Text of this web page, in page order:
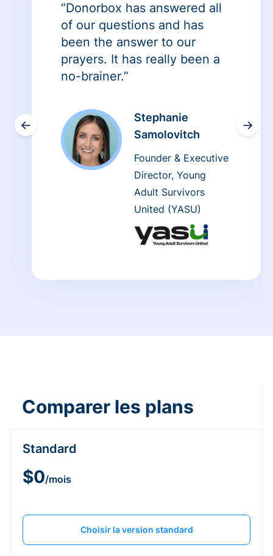
←
“Donorbox has answered all
of our questions and has
been the answer to our
prayers. It has really been a
no-brainer.”
Stephanie
Samolovitch
Founder & Executive
Director, Young
Adult Survivors
United (YASU)
→
Comparer les plans
Standard
$0/mois
Choisir la version standard